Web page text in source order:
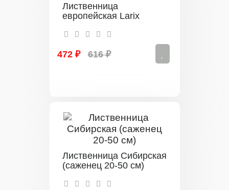
Лиственница
европейская Larix
472 ₽ 616 ₽
Лиственница Сибирская
(саженец 20-50 см)